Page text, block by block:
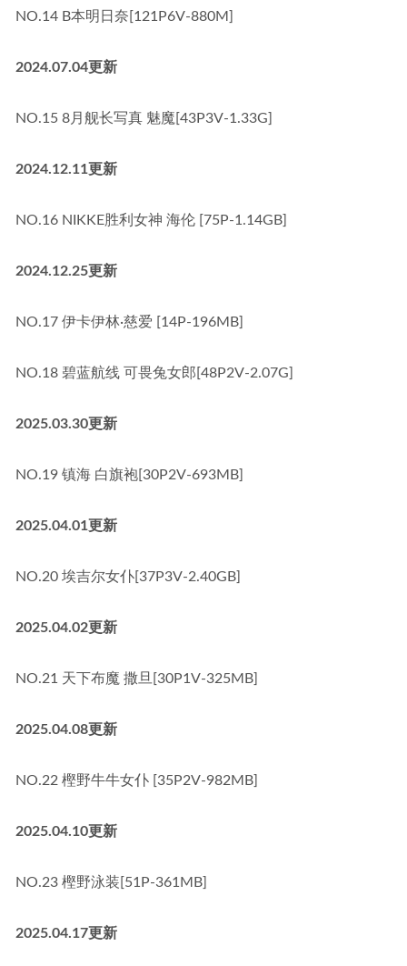
NO.14 B本明日奈[121P6V-880M]
2024.07.04更新
NO.15 8月舰长写真 魅魔[43P3V-1.33G]
2024.12.11更新
NO.16 NIKKE胜利女神 海伦 [75P-1.14GB]
2024.12.25更新
NO.17 伊卡伊林·慈爱 [14P-196MB]
NO.18 碧蓝航线 可畏兔女郎[48P2V-2.07G]
2025.03.30更新
NO.19 镇海 白旗袍[30P2V-693MB]
2025.04.01更新
NO.20 埃吉尔女仆[37P3V-2.40GB]
2025.04.02更新
NO.21 天下布魔 撒旦[30P1V-325MB]
2025.04.08更新
NO.22 樫野牛牛女仆 [35P2V-982MB]
2025.04.10更新
NO.23 樫野泳装[51P-361MB]
2025.04.17更新